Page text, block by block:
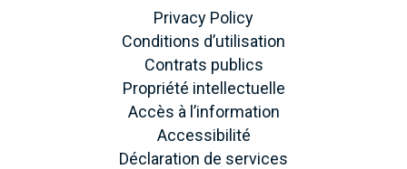
Privacy Policy
Conditions d’utilisation
Contrats publics
Propriété intellectuelle
Accès à l’information
Accessibilité
Déclaration de services